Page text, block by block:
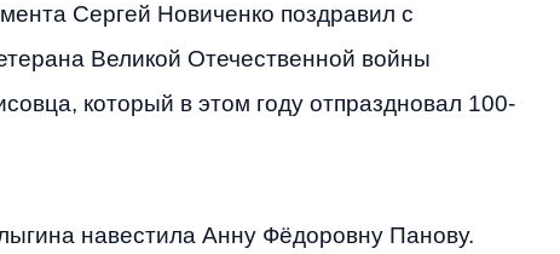
Сергей Новиченко поздравил с
Великой Отечественной войны
который в этом году отпраздновал 100-
навестила Анну Фёдоровну Панову.